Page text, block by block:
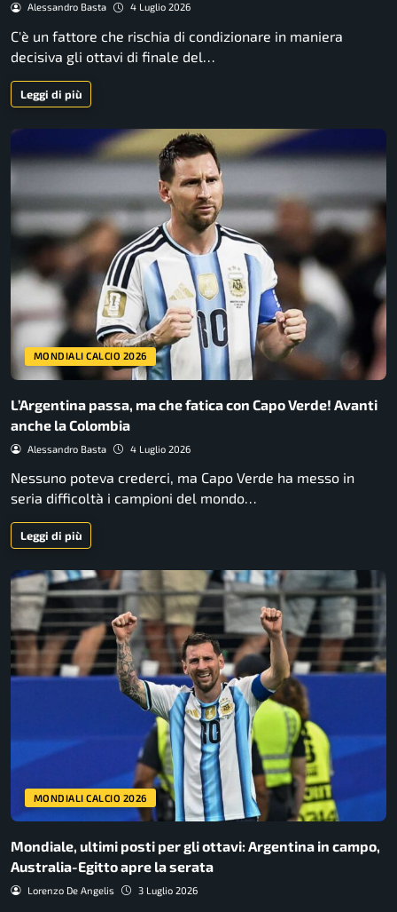
Alessandro Basta 4 Luglio 2026
C'è un fattore che rischia di condizionare in maniera
decisiva gli ottavi di finale del…
Leggi di più
MONDIALI CALCIO 2026
L’Argentina passa, ma che fatica con Capo Verde! Avanti
anche la Colombia
Alessandro Basta 4 Luglio 2026
Nessuno poteva crederci, ma Capo Verde ha messo in
seria difficoltà i campioni del mondo…
Leggi di più
MONDIALI CALCIO 2026
Mondiale, ultimi posti per gli ottavi: Argentina in campo,
Australia-Egitto apre la serata
Lorenzo De Angelis 3 Luglio 2026